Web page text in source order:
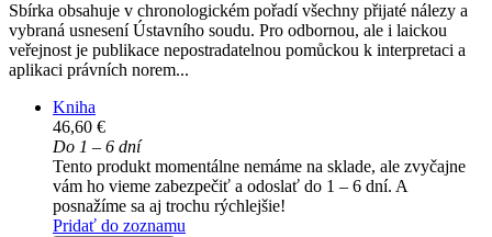
Sbírka obsahuje v chronologickém pořadí všechny přijaté nálezy a
vybraná usnesení Ústavního soudu. Pro odbornou, ale i laickou
veřejnost je publikace nepostradatelnou pomůckou k interpretaci a
aplikaci právních norem...
Kniha
46,60 €
Do 1 – 6 dní
Tento produkt momentálne nemáme na sklade, ale zvyčajne
vám ho vieme zabezpečiť a odoslať do 1 – 6 dní. A
posnažíme sa aj trochu rýchlejšie!
Pridať do zoznamu